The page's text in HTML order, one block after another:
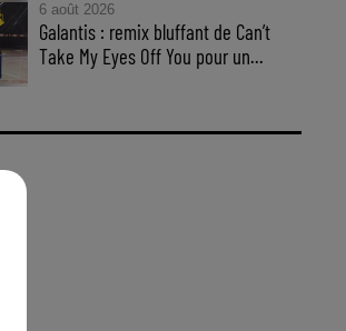
6 août 2026
Galantis : remix bluffant de Can’t
Take My Eyes Off You pour un...